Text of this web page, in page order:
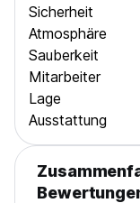
Sicherheit
Atmosphäre
Sauberkeit
Mitarbeiter
Lage
Ausstattung